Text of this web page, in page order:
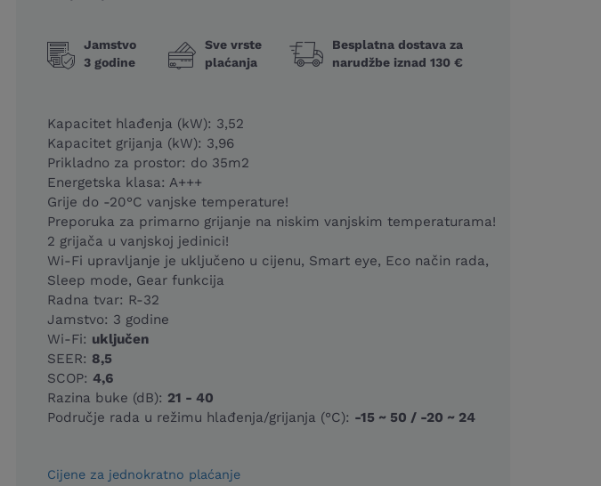
Jamstvo
3 godine
Sve vrste
plaćanja
Besplatna dostava za
narudžbe iznad 130 €
Kapacitet hlađenja (kW): 3,52
Kapacitet grijanja (kW): 3,96
Prikladno za prostor: do 35m2
Energetska klasa: A+++
Grije do -20°C vanjske temperature!
Preporuka za primarno grijanje na niskim vanjskim temperaturama!
2 grijača u vanjskoj jedinici!
Wi-Fi upravljanje je uključeno u cijenu, Smart eye, Eco način rada,
Sleep mode, Gear funkcija
Radna tvar: R-32
Jamstvo: 3 godine
Wi-Fi: uključen
SEER: 8,5
SCOP: 4,6
Razina buke (dB): 21 - 40
Područje rada u režimu hlađenja/grijanja (°C): -15 ~ 50 / -20 ~ 24
Cijene za jednokratno plaćanje